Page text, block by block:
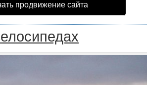
продвижение сайта